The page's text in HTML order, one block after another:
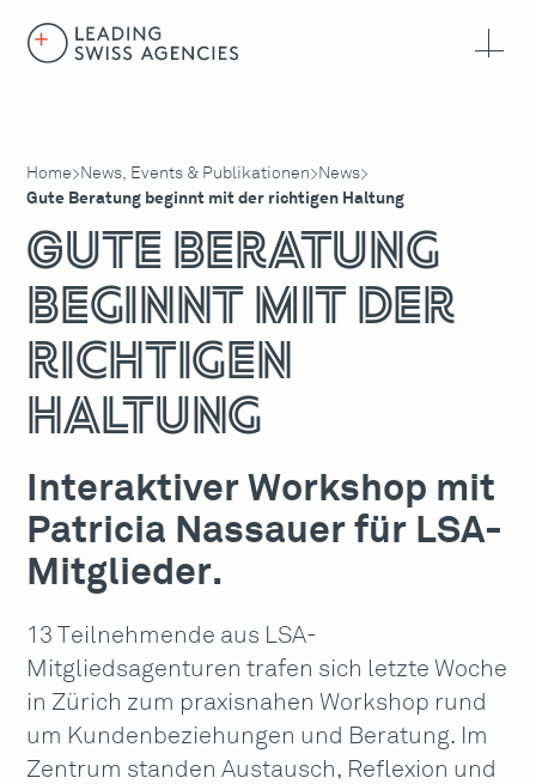
Home> News, Events & Publikationen> News>
Gute Beratung beginnt mit der richtigen Haltung
Gute Beratung
beginnt mit der
richtigen
Haltung
Interaktiver Workshop mit
Patricia Nassauer für LSA-
Mitglieder.
13 Teilnehmende aus LSA-
Mitgliedsagenturen trafen sich letzte Woche
in Zürich zum praxisnahen Workshop rund
um Kundenbeziehungen und Beratung. Im
Zentrum standen Austausch, Reflexion und